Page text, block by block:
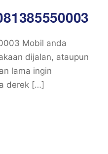
Mobil anda
dijalan, ataupun
lama ingin
derek […]